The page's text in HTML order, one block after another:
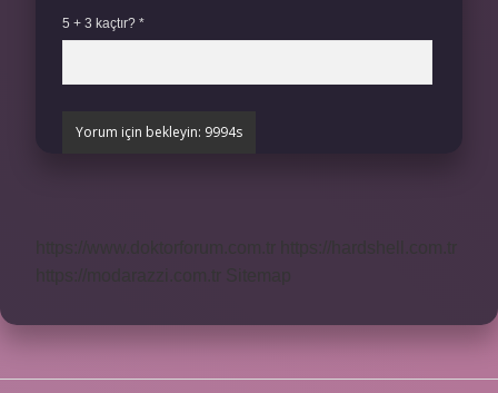
5 + 3 kaçtır? *